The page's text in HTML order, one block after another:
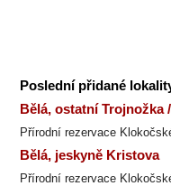
Poslední přidané
Bělá, ostatní Trojnožka
Přírodní rezervace
Bělá, jeskyně Kristova
Přírodní rezervace